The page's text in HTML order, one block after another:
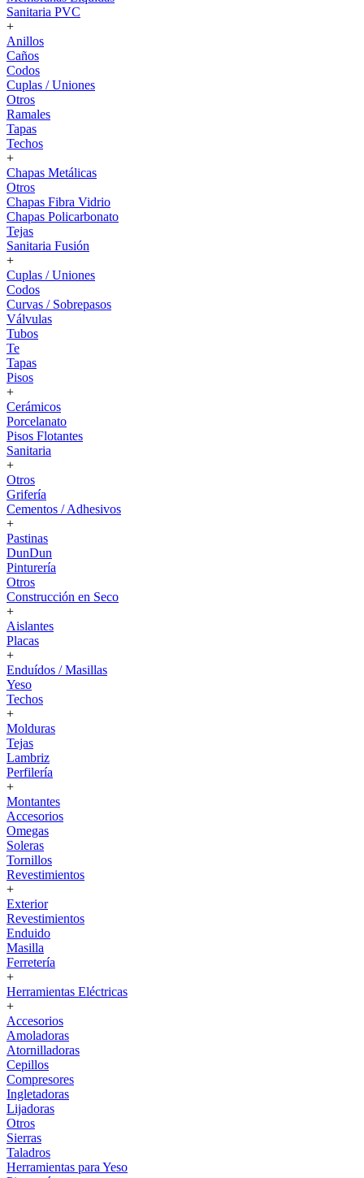
Sanitaria PVC
+
Anillos
Caños
Codos
Cuplas / Uniones
Otros
Ramales
Tapas
Techos
+
Chapas Metálicas
Otros
Chapas Fibra Vidrio
Chapas Policarbonato
Tejas
Sanitaria Fusión
+
Cuplas / Uniones
Codos
Curvas / Sobrepasos
Válvulas
Tubos
Te
Tapas
Pisos
+
Cerámicos
Porcelanato
Pisos Flotantes
Sanitaria
+
Otros
Grifería
Cementos / Adhesivos
+
Pastinas
DunDun
Pinturería
Otros
Construcción en Seco
+
Aislantes
Placas
+
Enduídos / Masillas
Yeso
Techos
+
Molduras
Tejas
Lambriz
Perfilería
+
Montantes
Accesorios
Omegas
Soleras
Tornillos
Revestimientos
+
Exterior
Revestimientos
Enduido
Masilla
Ferretería
+
Herramientas Eléctricas
+
Accesorios
Amoladoras
Atornilladoras
Cepillos
Compresores
Ingletadoras
Lijadoras
Otros
Sierras
Taladros
Herramientas para Yeso